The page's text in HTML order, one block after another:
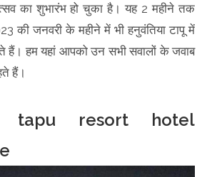
का शुभारंभ हो चुका है। यह 2 महीने तक
की जनवरी के महीने में भी हनुवंतिया टापू में
हैं। हम यहां आपको उन सभी सवालों के जवाब
हैं।
tapu resort hotel